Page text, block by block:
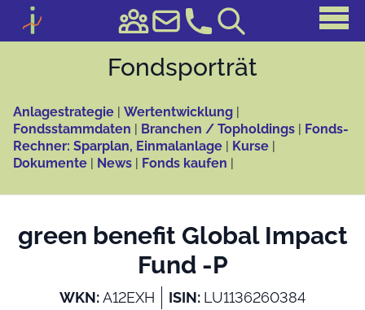
Fonds­porträt
Anlagestrategie | Wertentwicklung |
Fondsstammdaten | Branchen / Topholdings | Fonds-
Rechner: Sparplan, Einmalanlage | Kurse |
Dokumente | News | Fonds kaufen |
green benefit Global Impact
Fund -P
WKN:A12EXH ISIN: LU1136260384